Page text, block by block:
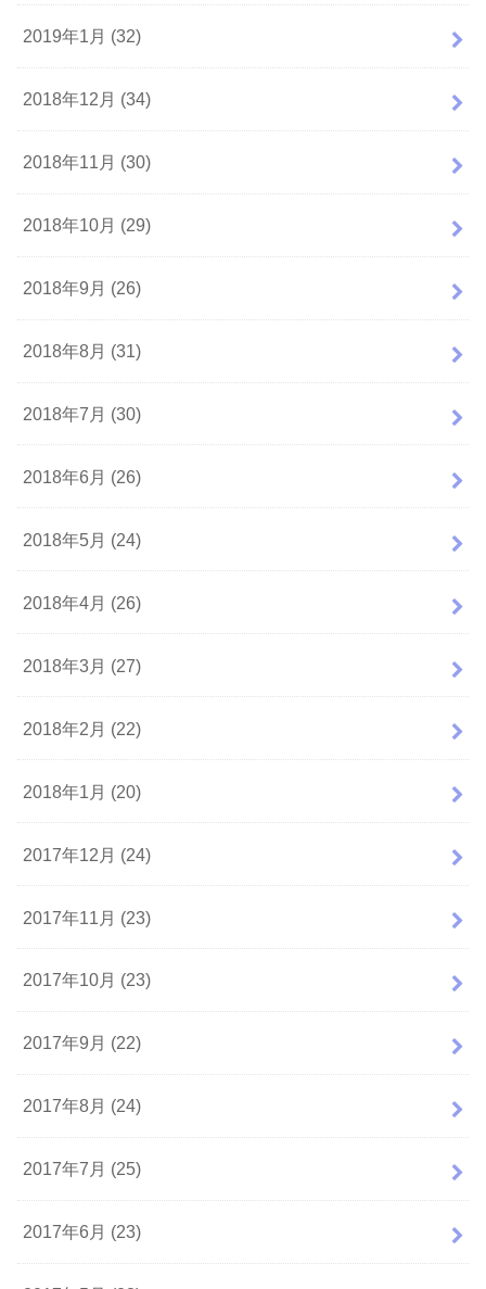
2019年1月 (32)
2018年12月 (34)
2018年11月 (30)
2018年10月 (29)
2018年9月 (26)
2018年8月 (31)
2018年7月 (30)
2018年6月 (26)
2018年5月 (24)
2018年4月 (26)
2018年3月 (27)
2018年2月 (22)
2018年1月 (20)
2017年12月 (24)
2017年11月 (23)
2017年10月 (23)
2017年9月 (22)
2017年8月 (24)
2017年7月 (25)
2017年6月 (23)